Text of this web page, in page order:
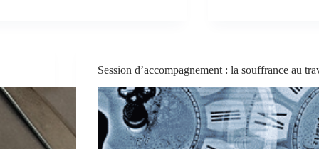
Session d’accompagnement : la souffrance au